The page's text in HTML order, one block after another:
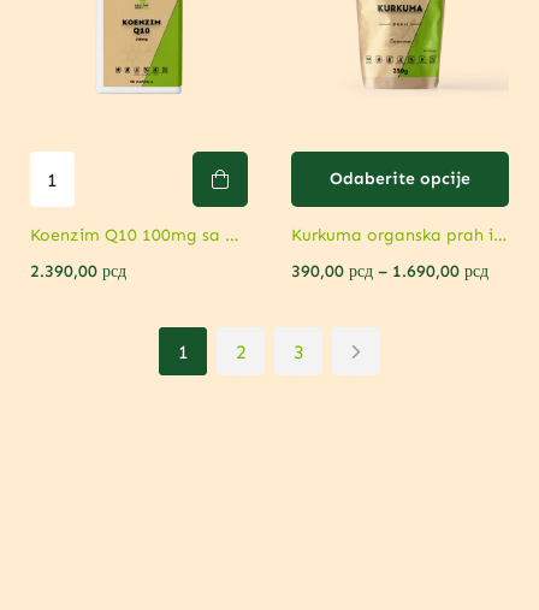
Koenzim Q10 100mg sa dodatkom Vitamina B1 90 kapsula
2.390,00 рсд
Odaberite opcije
Kurkuma organska prah ili Kurkuma Ekstrakt 90 kapsula
390,00 рсд – 1.690,00 рсд
1 2 3